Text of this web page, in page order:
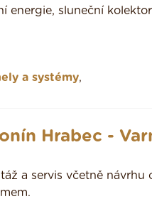
energie, sluneční
a systémy,
Hrabec -
a servis včetně